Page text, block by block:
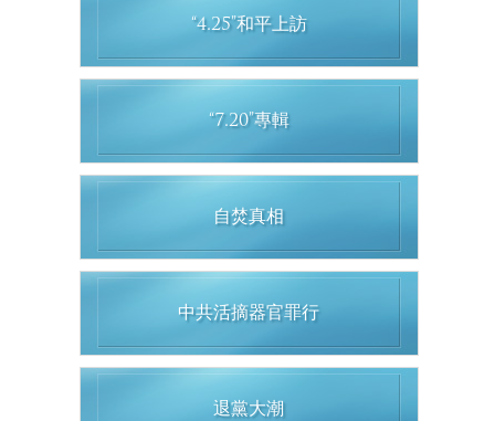
“4.25”和平上訪
“7.20”專輯
自焚真相
中共活摘器官罪行
退黨大潮